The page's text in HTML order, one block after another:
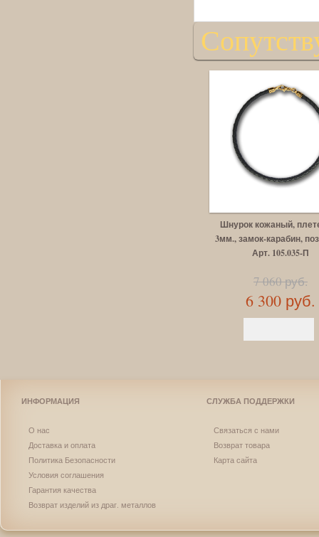
Шнурок кожаный,
3мм., замок-карабин,
Арт. 105.035-П
7 060 руб.
6 300 руб.
ИНФОРМАЦИЯ
О нас
Доставка и оплата
Политика Безопасности
Условия соглашения
Гарантия качества
Возврат изделий из драг. металлов
СЛУЖБА ПОДДЕРЖКИ
Связаться с нами
Возврат товара
Карта сайта